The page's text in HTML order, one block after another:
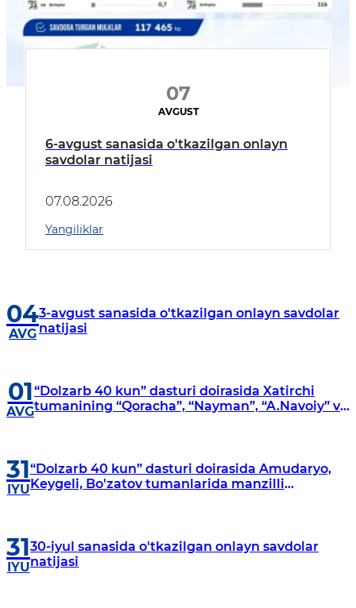
07
AVGUST
6-avgust sanasida o'tkazilgan onlayn
savdolar natijasi
07.08.2026
Yangiliklar
04
AVG
3-avgust sanasida o'tkazilgan onlayn savdolar
natijasi
01
AVG
“Dolzarb 40 kun” dasturi doirasida Xatirchi
tumanining “Qoracha”, “Nayman”, “A.Navoiy” va
31
IYU
“Dolzarb 40 kun” dasturi doirasida Amudaryo,
Keygeli, Bo'zatov tumanlarida manzilli
31
IYU
30-iyul sanasida o'tkazilgan onlayn savdolar
natijasi